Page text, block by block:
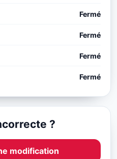
Fermé
Fermé
Fermé
Fermé
?
modification